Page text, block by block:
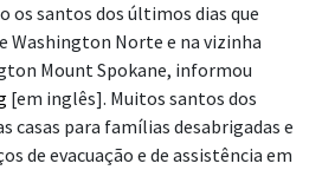
os santos dos últimos dias que
Washington Norte e na vizinha
Mount Spokane, informou
[em inglês]. Muitos santos dos
casas para famílias desabrigadas e
de evacuação e de assistência em